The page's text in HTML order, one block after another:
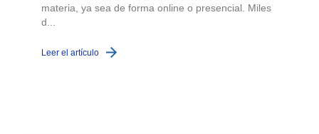
materia, ya sea de forma online o presencial. Miles
d...
Leer el artículo